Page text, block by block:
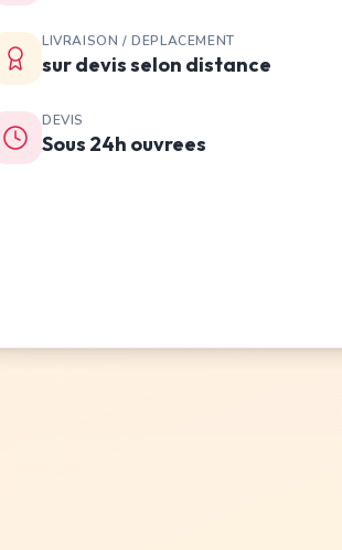
LIVRAISON / DEPLACEMENT
sur devis selon distance
DEVIS
Sous 24h ouvrees